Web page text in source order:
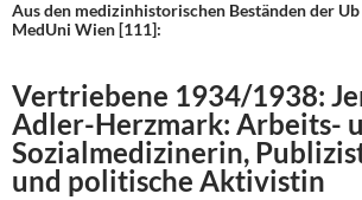
Aus den medizinhistorischen Beständen der Ub
MedUni Wien [111]:
Vertriebene 1934/1938:
Adler-Herzmark: Arbeits-
Sozialmedizinerin,
und politische Aktivistin